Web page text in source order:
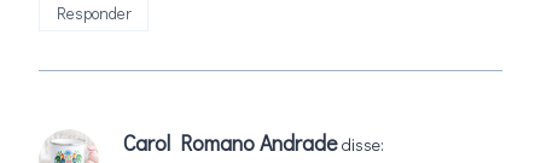
Responder
Carol Romano Andrade disse: